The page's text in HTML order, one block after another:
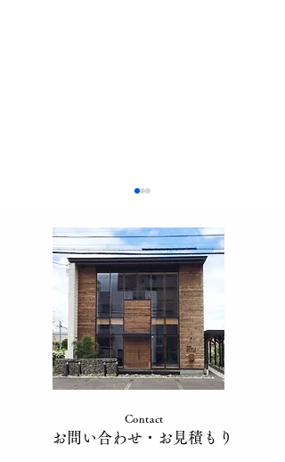
9月 お仕事説明会 帯
広・十勝エリア
Contact
​お問い合わせ​・お見積もり